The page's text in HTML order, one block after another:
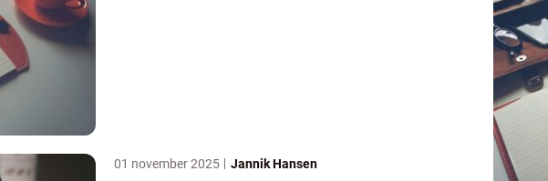
01 november 2025 Jannik Hansen